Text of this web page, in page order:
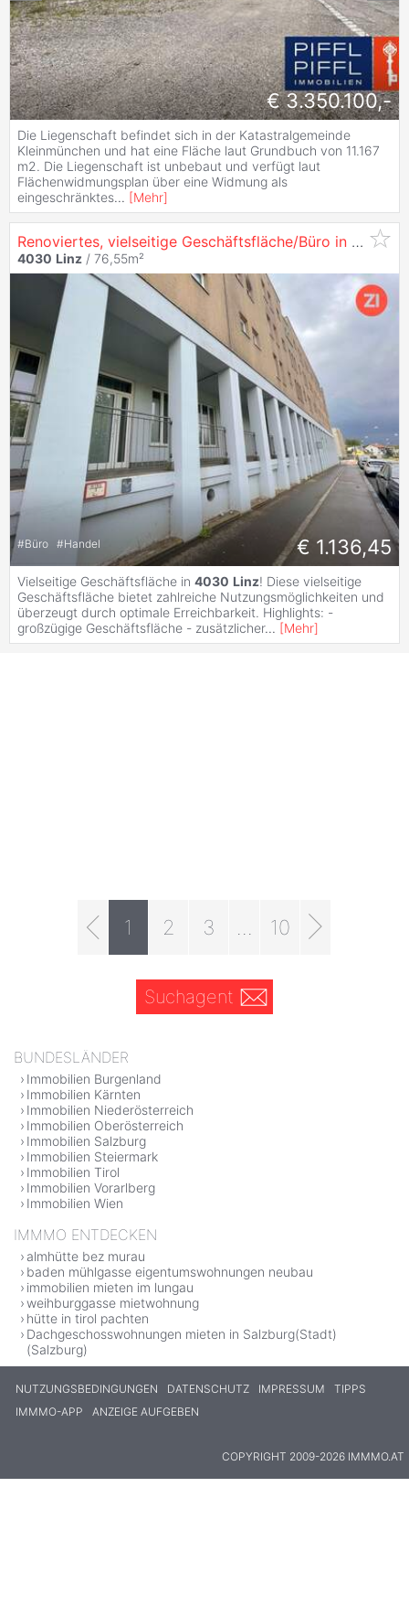
€ 3.350.100,-
Die Liegenschaft befindet sich in der Katastralgemeinde
Kleinmünchen und hat eine Fläche laut Grundbuch von 11.167
m2. Die Liegenschaft ist unbebaut und verfügt laut
Flächenwidmungsplan über eine Widmung als
eingeschränktes... [Mehr]
Renoviertes, vielseitige Geschäftsfläche/Büro in der Hartheimerstraße in
4030 Linz / 76,55m²
#Büro #Handel € 1.136,45
Vielseitige Geschäftsfläche in 4030 Linz! Diese vielseitige
Geschäftsfläche bietet zahlreiche Nutzungsmöglichkeiten und
überzeugt durch optimale Erreichbarkeit. Highlights: -
großzügige Geschäftsfläche - zusätzlicher... [Mehr]
1 2 3 10
Suchagent
BUNDESLÄNDER
Immobilien Burgenland
Immobilien Kärnten
Immobilien Niederösterreich
Immobilien Oberösterreich
Immobilien Salzburg
Immobilien Steiermark
Immobilien Tirol
Immobilien Vorarlberg
Immobilien Wien
IMMMO ENTDECKEN
almhütte bez murau
baden mühlgasse eigentumswohnungen neubau
immobilien mieten im lungau
weihburggasse mietwohnung
hütte in tirol pachten
Dachgeschosswohnungen mieten in Salzburg(Stadt)
(Salzburg)
NUTZUNGSBEDINGUNGEN DATENSCHUTZ IMPRESSUM
TIPPS
IMMMO-APP
ANZEIGE AUFGEBEN
COPYRIGHT 2009-2026 IMMMO.AT